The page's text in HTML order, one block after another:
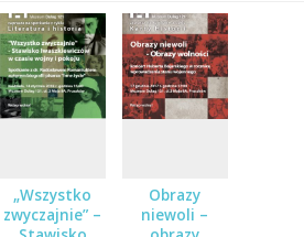
„Wszystko
zwyczajnie” –
Obrazy
niewoli –